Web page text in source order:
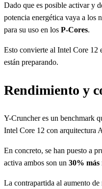
Dado que es posible activar y
potencia energética vaya a los
para su uso en los P-Cores.
Esto convierte al Intel Core 12
están preparando.
Rendimiento y
Y-Cruncher es un benchmark
Intel Core 12 con arquitectura
En concreto, se han puesto a
activa ambos son un 30% más
La contrapartida al aumento